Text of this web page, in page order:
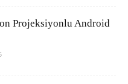
Projeksiyonlu Android